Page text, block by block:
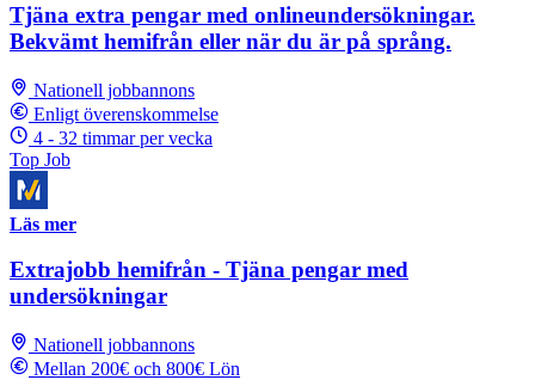
Tjäna extra pengar med onlineundersökningar.
Bekvämt hemifrån eller när du är på språng.
Nationell jobbannons
Enligt överenskommelse
4 - 32 timmar per vecka
Top Job
Läs mer
Extrajobb hemifrån - Tjäna pengar med
undersökningar
Nationell jobbannons
Mellan 200€ och 800€ Lön